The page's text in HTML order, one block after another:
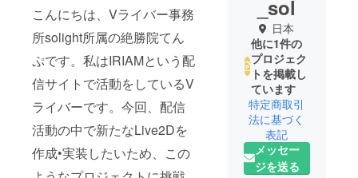
こんにちは、Vライバー事務
所solight所属の絶勝院てん
ぷです。私はIRIAMという配
信サイトで活動をしているV
ライバーです。今回、配信
活動の中で新たなLive2Dを
作成•実装したいため、この
_sol
日本
他に1件の
プロジェク
トを掲載し
ています
特定商取引
法に基づく
表記
メッセー
ジを送る